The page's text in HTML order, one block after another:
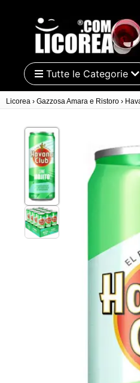
Tutte le Categorie
Licorea › Gazzosa Amara e Ristoro ›